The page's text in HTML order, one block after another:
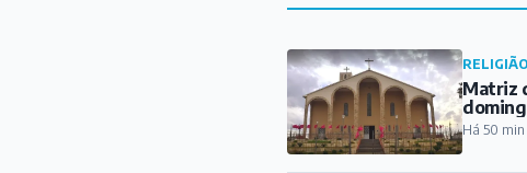
RELIGIÃO
Matriz
Há 50 min